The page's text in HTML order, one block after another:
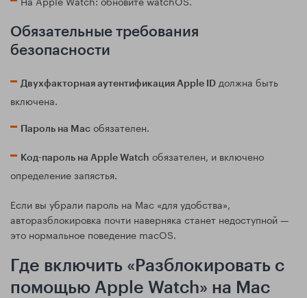
Обязательные требования
безопасности
Двухфакторная аутентификация Apple ID должна быть
включена.
Пароль на Mac обязателен.
Код-пароль на Apple Watch обязателен, и включено
определение запястья.
Если вы убрали пароль на Mac «для удобства»,
авторазблокировка почти наверняка станет недоступной —
это нормальное поведение macOS.
Где включить «Разблокировать с
помощью Apple Watch» на Mac